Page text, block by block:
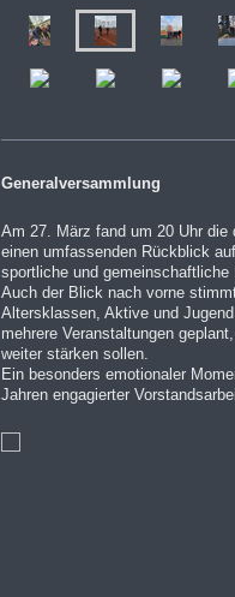
Generalversammlung
Am 27. März fand um 20 Uhr
einen umfassenden Rückblick
sportliche und gemeinschaftliche
Auch der Blick nach vorne
Altersklassen, Aktive und
mehrere Veranstaltungen
weiter stärken sollen.
Ein besonders emotionaler
Jahren engagierter